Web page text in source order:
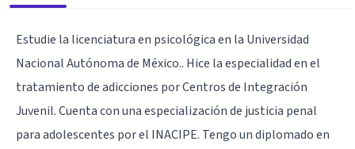
Estudie la licenciatura en psicológica en la Universidad
Nacional Autónoma de México.. Hice la especialidad en el
tratamiento de adicciones por Centros de Integración
Juvenil. Cuenta con una especialización de justicia penal
para adolescentes por el INACIPE. Tengo un diplomado en